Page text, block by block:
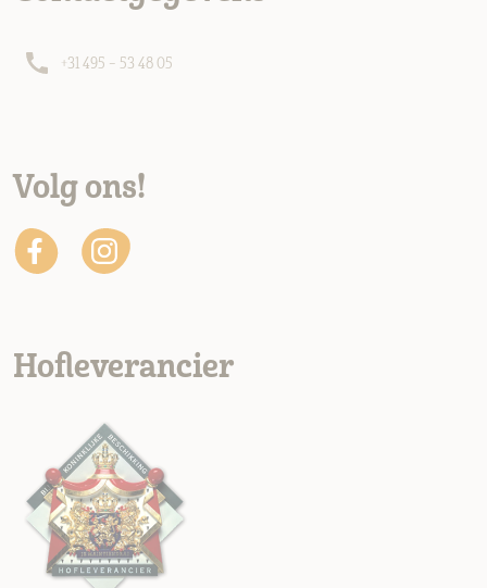
+31 495 – 53 48 05
Volg ons!
Hofleverancier